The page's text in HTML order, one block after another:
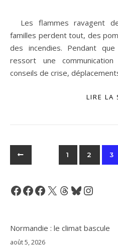
Les flammes ravagent des milliers d’hectares, des
familles perdent tout, des
des incendies. Pendant
ressort une
conseils de crise,
LIRE LA
1 2 3
Facebook
Facebook
Facebook
X Threads
Bluesky
Normandie : le climat bascule
août 5, 2026